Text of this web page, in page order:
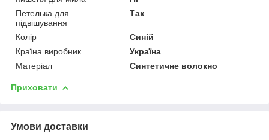
Петелька для
підвішування
Так
Колір
Синій
Країна виробник
Україна
Матеріал
Синтетичне волокно
Приховати
Умови доставки